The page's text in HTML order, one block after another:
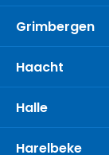
Grimbergen
Haacht
Halle
Harelbeke